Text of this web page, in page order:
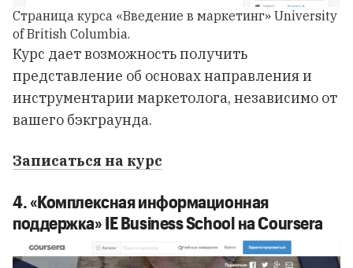
Страница курса «Введение в маркетинг» University
of British Columbia.
Курс дает возможность получить
представление об основах направления и
инструментарии маркетолога, независимо от
вашего бэкграунда.
Записаться на курс
4. «Комплексная информационная
поддержка» IE Business School на Coursera